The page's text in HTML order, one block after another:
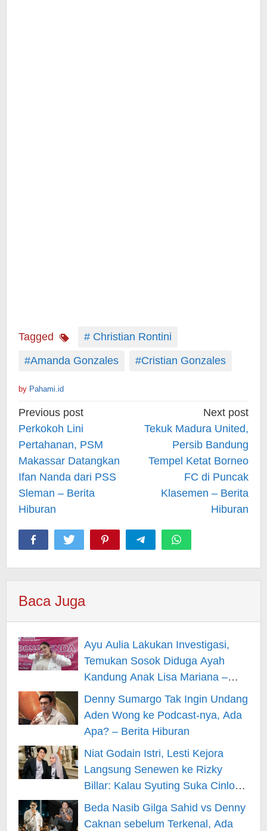
Tagged
# Christian Rontini
#Amanda Gonzales
#Cristian Gonzales
by Pahami.id
Post
navigation
Previous post
Perkokoh Lini
Pertahanan, PSM
Makassar Datangkan
Ifan Nanda dari PSS
Sleman – Berita
Hiburan
Next post
Tekuk Madura United,
Persib Bandung
Tempel Ketat Borneo
FC di Puncak
Klasemen – Berita
Hiburan
Baca Juga
Ayu Aulia Lakukan Investigasi,
Temukan Sosok Diduga Ayah
Kandung Anak Lisa Mariana –
Berita Hiburan
Denny Sumargo Tak Ingin Undang
Aden Wong ke Podcast-nya, Ada
Apa? – Berita Hiburan
Niat Godain Istri, Lesti Kejora
Langsung Senewen ke Rizky
Billar: Kalau Syuting Suka Cinlok?
– Berita Hiburan
Beda Nasib Gilga Sahid vs Denny
Caknan sebelum Terkenal, Ada